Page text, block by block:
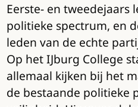
Eerste- en
politieke spectrum, en
leden van de echte
Op het IJburg College
allemaal kijken bij het
de bestaande politieke